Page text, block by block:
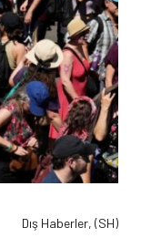
Dış Haberler, (SH)